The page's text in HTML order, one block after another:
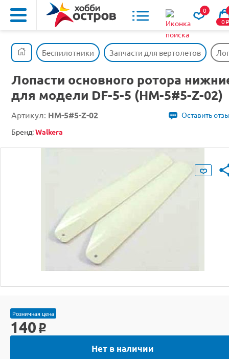
0
0o
Беспилотники Запчасти для вертолетов
Лопасти основного ротора
для модели DF-5-5 (HM-5#5-Z-02)
Артикул: HM-5#5-Z-02
Оставить
Бренд:Walkera
Розничная цена
140 o
Нет в наличии